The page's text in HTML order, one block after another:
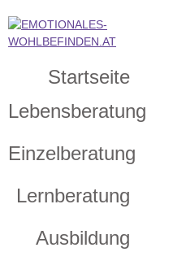
Startseite
Lebensberatung
Einzelberatung
Lernberatung
Ausbildung